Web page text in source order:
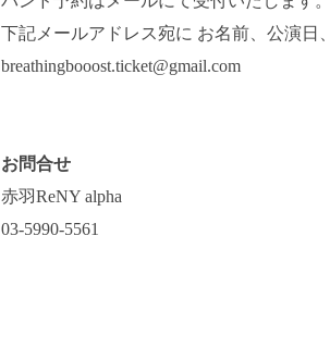
下記メールアドレス宛に お名前、公演日
breathingbooost.ticket@gmail.com
お問合せ
赤羽ReNY alpha
03-5990-5561